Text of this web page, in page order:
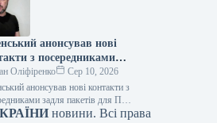
анонсував нові
з посередниками
протиповітряної
Оліфіренко
Сер 10, 2026
анонсував нові контакти з
задля пакетів для ППО
21:43 Укрінформ Глава
КРАЇНИ новини. Всі права